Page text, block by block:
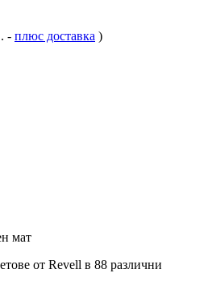
- плюс доставка )
мат
от Revell в 88 различни